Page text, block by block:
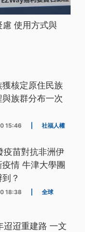
使用方式與
獲核定原住民族
族群分布一次
15:46 社福人權
疫苗對抗非洲伊
情 牛津大學團
？
18:38 全球
迢迢重建路 一文